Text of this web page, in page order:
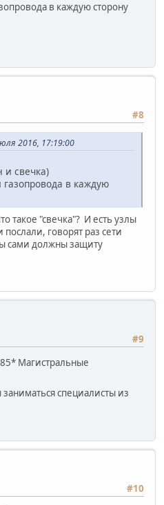
в каждую сторону
#8
2016, 17:19:00
и свечка)
в каждую
такое "свечка"? И есть узлы
говорят раз сети
сами должны защиту
#9
Магистральные
специалисты из
#10